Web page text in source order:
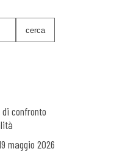
confronto
maggio 2026